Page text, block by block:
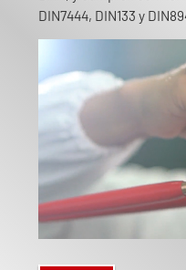
DIN7444, DIN133 y